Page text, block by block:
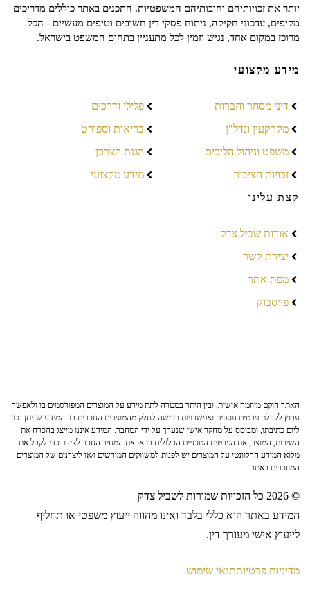
יותר את זכויותיהם וחובותיהם המשפטיות. התכנים באתר כוללים מדריכים
מקיפים, עדכוני חקיקה, ניתוח פסקי דין חשובים וטיפים מעשיים - הכל
מרוכז במקום אחד, נגיש וזמין לכל מתעניין בתחום המשפט בישראל.
מידע מקצועי
דיני מסחר וחברות
מקרקעין ונדל"ן
משפט וניהול הליכים
זכויות הציבור
פלילי ודרכים
בריאות וספורט
הגנת הצרכן
מידע מקצועי
קצת עלינו
אודות שביל צדק
יצירת קשר
מפת אתר
פייסבוק
האתר הוקם מיוזמה אישית, ובין היתר במטרה לתת מידע על המוצרים המפורסמים בו ולאפשר
ערוץ לקבלת פרטים נוספים ואפשרויות רכישה לחלק מהמוצרים הנזכרים בו. המידע שניתן נכון
ליום כתיבתו, ומבוסס על מחקר אישי שנערך על ידי המחבר. המידע איננו מייצג בהכרח את
השירות, המוצר, את הפרטים הטכניים הכלולים בו או את המחיר הנזכר לצידו. כדי לקבל את
מלוא המידע הרלוונטי על המוצרים יש לפנות למשווקים המורשים ו/או ליצרנים של המוצרים
המוזכרים באתר.
© 2026 כל הזכויות שמורות לשביל צדק
המידע באתר הוא כללי בלבד ואינו מהווה ייעוץ משפטי או תחליף
לייעוץ אישי מעורך דין.
מדיניות פרטיותתנאי שימוש